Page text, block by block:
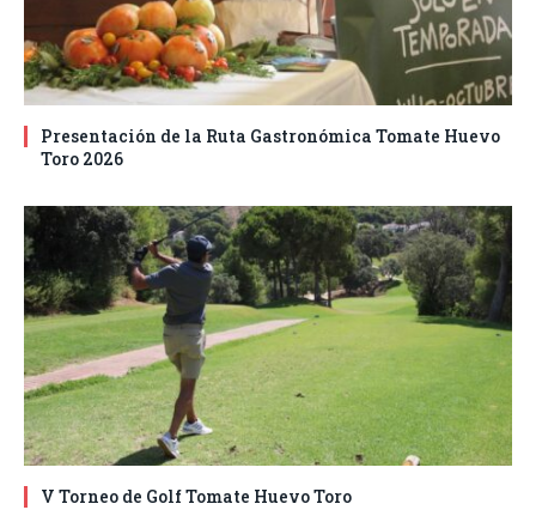
Presentación de la Ruta Gastronómica Tomate Huevo
Toro 2026
V Torneo de Golf Tomate Huevo Toro